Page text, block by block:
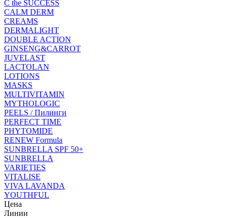
C the SUCCESS
CALM DERM
CREAMS
DERMALIGHT
DOUBLE ACTION
GINSENG&CARROT
JUVELAST
LACTOLAN
LOTIONS
MASKS
MULTIVITAMIN
MYTHOLOGIC
PEELS / Пилинги
PERFECT TIME
PHYTOMIDE
RENEW Formula
SUNBRELLA SPF 50+
SUNBRELLA
VARIETIES
VITALISE
VIVA LAVANDA
YOUTHFUL
Цена
Линии